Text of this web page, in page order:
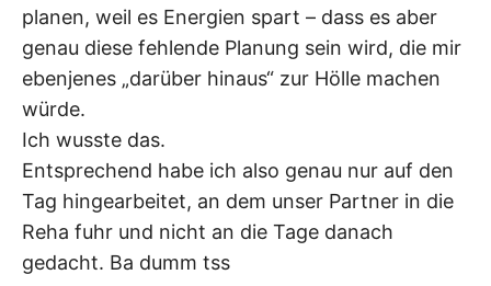
planen, weil es Energien spart – dass es aber
genau diese fehlende Planung sein wird, die mir
ebenjenes „darüber hinaus“ zur Hölle machen
würde.
Ich wusste das.
Entsprechend habe ich also genau nur auf den
Tag hingearbeitet, an dem unser Partner in die
Reha fuhr und nicht an die Tage danach
gedacht. Ba dumm tss